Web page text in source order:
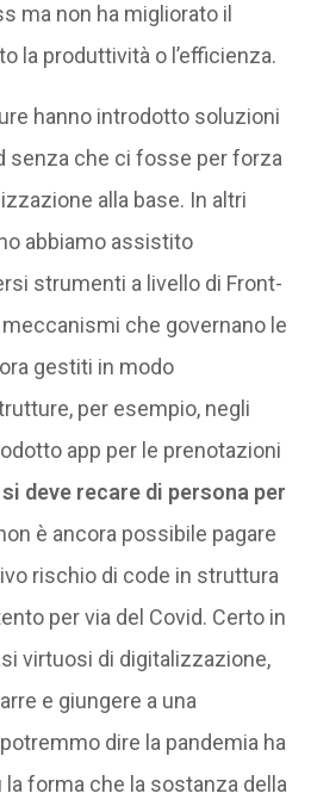
ma non ha migliorato il
la produttività o l’efficienza.
hanno introdotto soluzioni
senza che ci fosse per forza
alla base. In altri
abbiamo assistito
strumenti a livello di Front-
che governano le
gestiti in modo
per esempio, negli
app per le prenotazioni
deve recare di persona per
è ancora possibile pagare
rischio di code in struttura
per via del Covid. Certo in
virtuosi di digitalizzazione,
e giungere a una
dire la pandemia ha
forma che la sostanza della